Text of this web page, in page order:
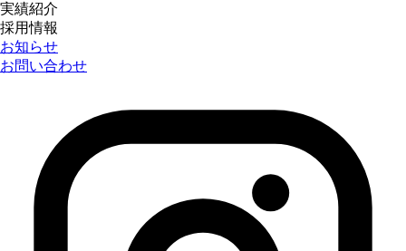
実績紹介
採用情報
お知らせ
お問い合わせ